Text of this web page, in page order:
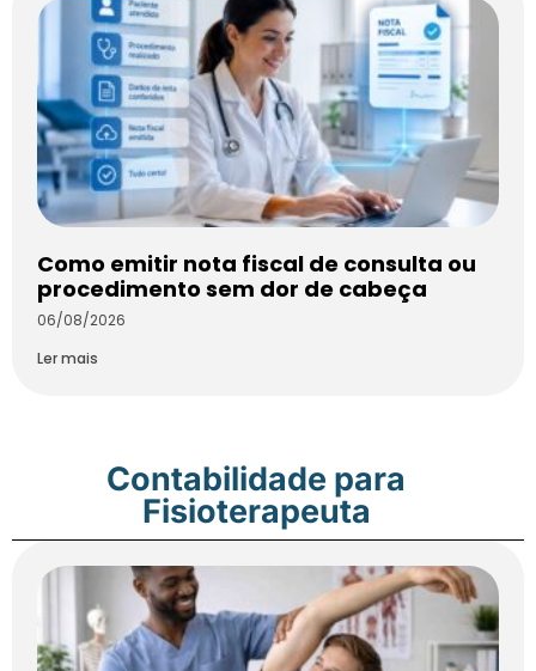
Como emitir nota fiscal de consulta ou
procedimento sem dor de cabeça
06/08/2026
Ler mais
Contabilidade para
Fisioterapeuta